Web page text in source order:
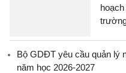
Bộ GDĐT yêu cầu quản lý
năm học 2026-2027